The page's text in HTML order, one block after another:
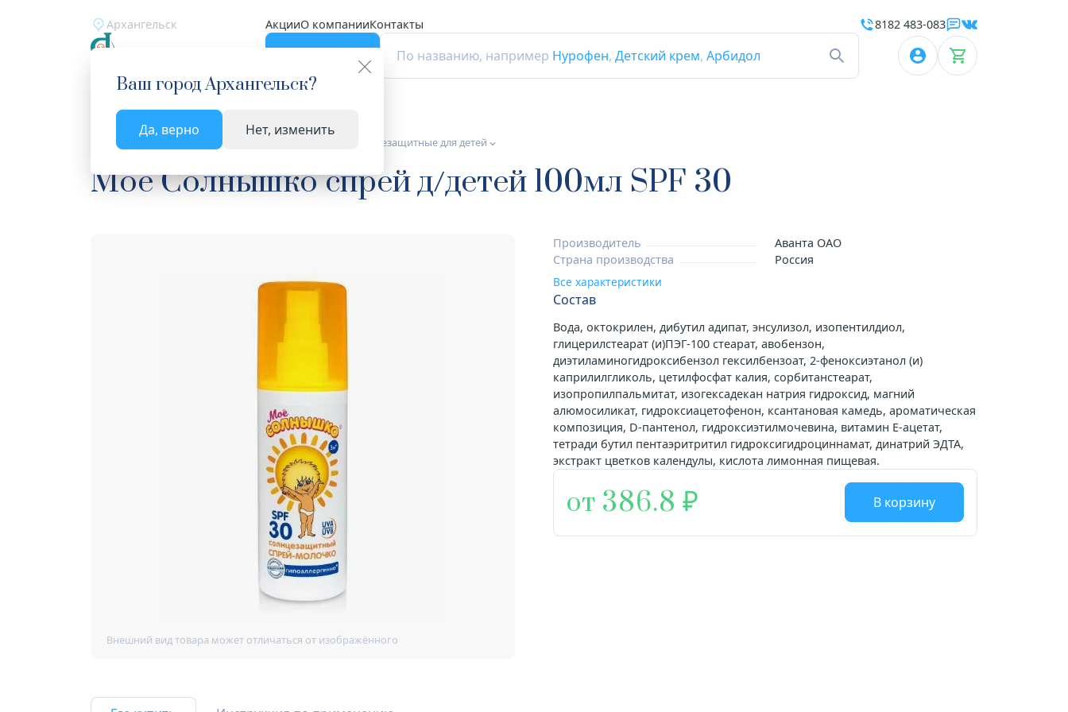
Архангельск АкцииО компанииКонтакты
По названию, например Нурофен, Детский крем, Арбидол
Ваш городАрхангельск?
Да, верно Нет, изменить
8182 483-083
Главная Каталог Мама и малыш Средства солнцезащитные для детей
Мое Солнышко спрей д/детей 100мл SPF 30
Производитель
Аванта ОАО
Страна производства
Россия
Все характеристики
Состав
Вода, октокрилен, дибутил адипат, энсулизол, изопентилдиол,
глицерилстеарат (и)ПЭГ-100 стеарат, авобензон,
диэтиламиногидроксибензол гексилбензоат, 2-феноксиэтанол (и)
каприлилгликоль, цетилфосфат калия, сорбитанстеарат,
изопропилпальмитат, изогексадекан натрия гидроксид, магний
алюмосиликат, гидроксиацетофенон, ксантановая камедь, ароматическая
композиция, D-пантенол, гидроксиэтилмочевина, витамин Е-ацетат,
тетради бутил пентаэритритил гидроксигидроциннамат, динатрий ЭДТА,
экстракт цветков календулы, кислота лимонная пищевая.
от 386.8 В корзину